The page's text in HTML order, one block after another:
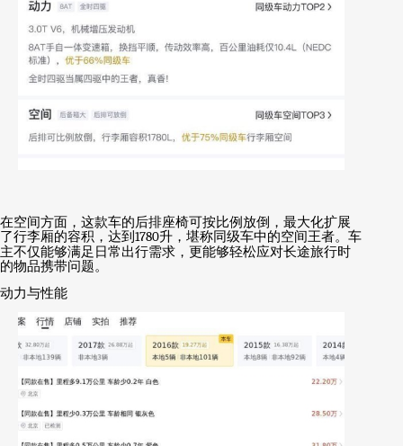
在空间方面，这款车的后排座椅可按比例放倒，最大化扩展
了行李厢的容积，达到 1780升，堪称同级车中的空间王者。车
主不仅能够满足日常出行需求，更能够轻松应对长途旅行时
的物品携带问题。
动力与性能